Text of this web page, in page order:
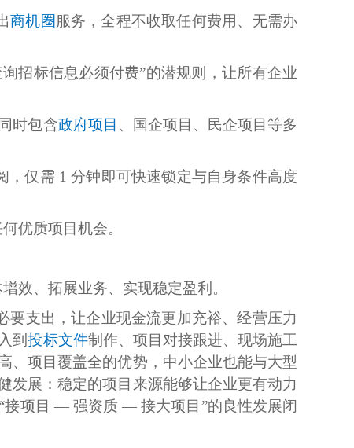
商机圈 服务，全程不收取任何费用、无需办
询招标信息必须付费”的潜规则，让所有企业
时包含政府项目 、国企项目、民企项目等多
，仅需 1 分钟即可快速锁定与自身条件高度
优质项目机会。
增效、拓展业务、实现稳定盈利。
支出，让企业现金流更加充裕、经营压力
到投标文件制作、项目对接跟进、现场施工
、项目覆盖全的优势，中小企业也能与大型
发展：稳定的项目来源能够让企业更有动力
接项目 — 强资质 — 接大项目”的良性发展闭